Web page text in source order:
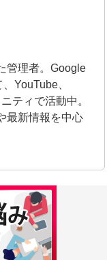
管理者。Google
YouTube、
ティで活動中。
最新情報を中心